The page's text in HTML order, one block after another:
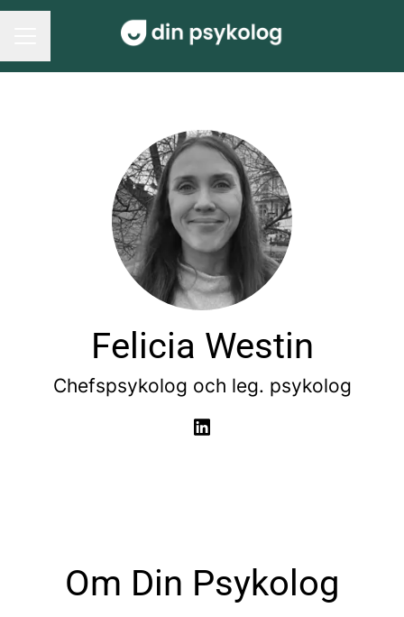
Felicia Westin
Chefspsykolog och leg. psykolog
Om Din Psykolog